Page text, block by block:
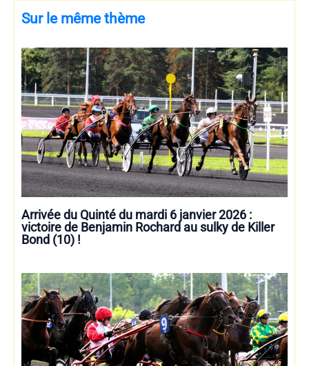
Sur le même thème
Arrivée du Quinté du mardi 6 janvier 2026 :
victoire de Benjamin Rochard au sulky de Killer
Bond (10) !